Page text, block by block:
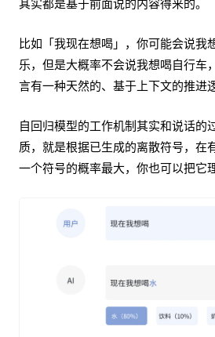
其实都是基于前面说的内容得来的。
比如「我现在想喝」，你可能会说我
乐，但是大概率不会说我想喝自行
言有一种天然的、基于上下文的推进
自回归模型的工作机制其实和说话的
质，就是根据已生成的离散符号，在
一个符号的概率最大，你也可以把它